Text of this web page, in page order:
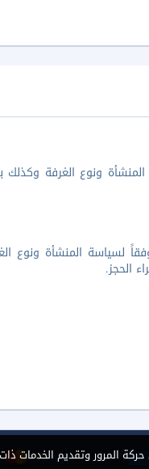
ونوع الغرفة وكذلك
لسياسة المنشأة ونوع
الحجز.
المرور وتقديم الخدمات